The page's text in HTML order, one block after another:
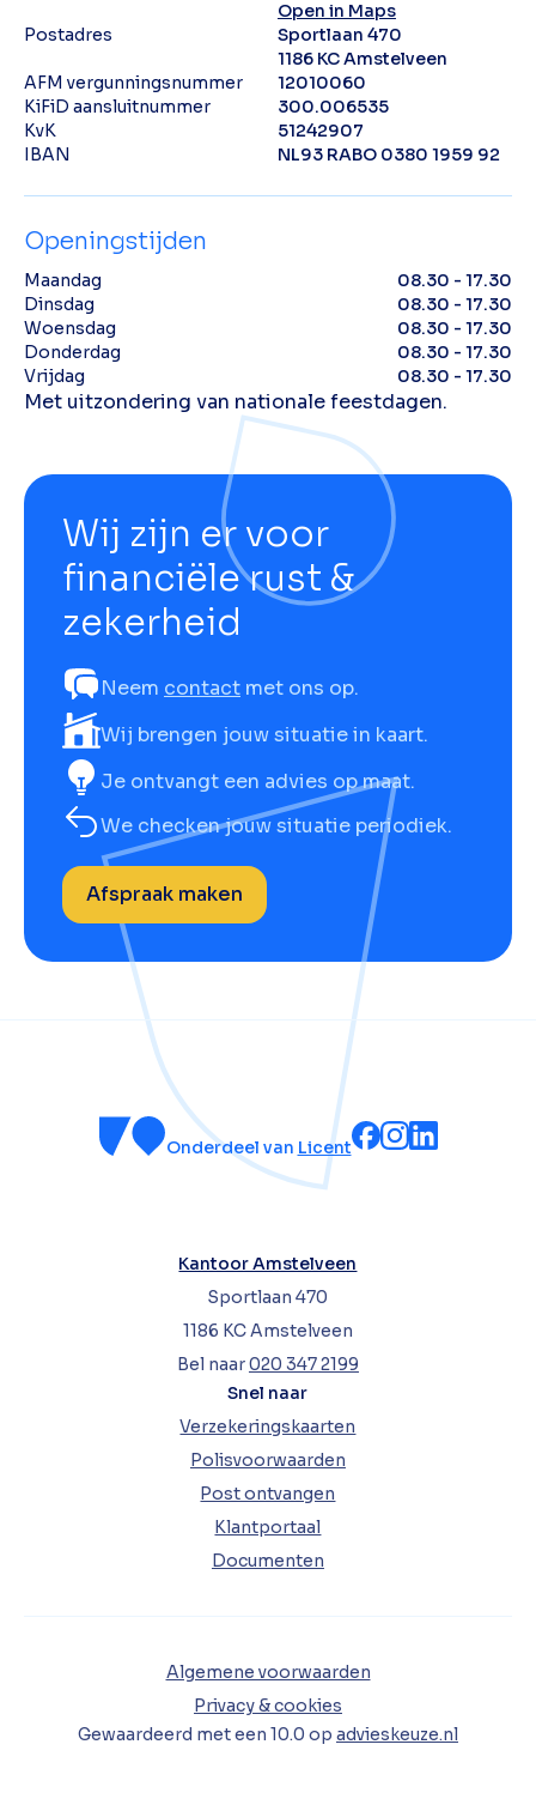
Open in Maps
Postadres
Sportlaan 470
1186 KC Amstelveen
AFM vergunningsnummer
12010060
KiFiD aansluitnummer
300.006535
KvK
51242907
IBAN
NL93 RABO 0380 1959 92
Openingstijden
Maandag
08.30 - 17.30
Dinsdag
08.30 - 17.30
Woensdag
08.30 - 17.30
Donderdag
08.30 - 17.30
Vrijdag
08.30 - 17.30
Met uitzondering van nationale feestdagen.
Wij zijn er voor
financiële rust &
zekerheid
Neem contact met ons op.
Wij brengen jouw situatie in kaart.
Je ontvangt een advies op maat.
We checken jouw situatie periodiek.
Afspraak maken
Onderdeel van Licent
Kantoor Amstelveen
Sportlaan 470
1186 KC Amstelveen
Bel naar020 347 2199
Snel naar
Verzekeringskaarten
Polisvoorwaarden
Post ontvangen
Klantportaal
Documenten
Algemene voorwaarden
Privacy & cookies
Gewaardeerd met een 10.0 op advieskeuze.nl